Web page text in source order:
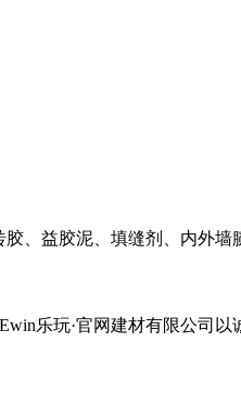
、益胶泥、填缝剂、内外
乐玩·官网建材有限公司